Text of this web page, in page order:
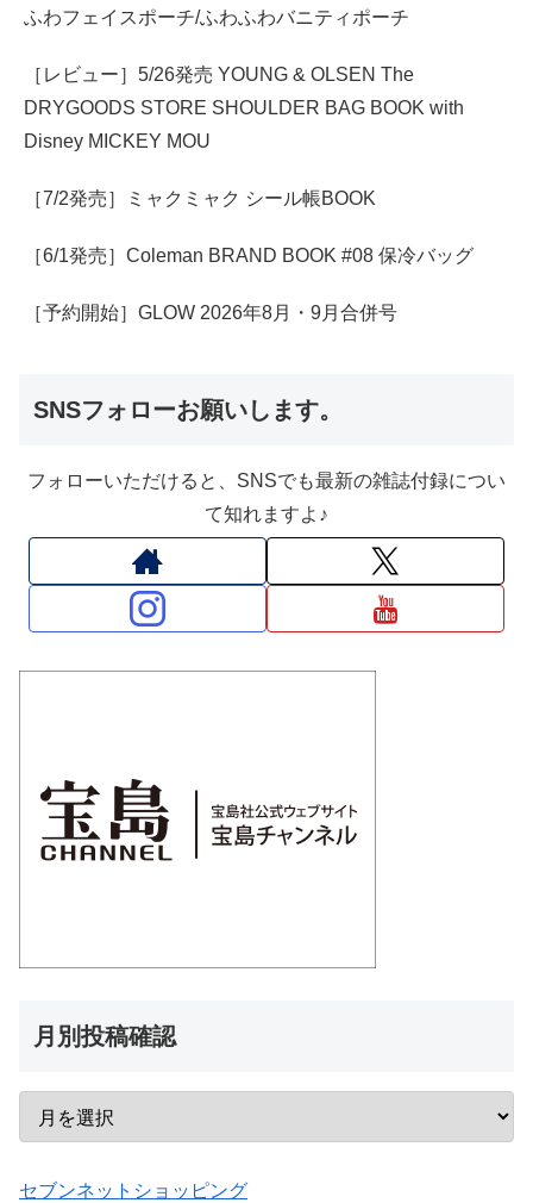
ふわフェイスポーチ/ふわふわバニティポーチ
［レビュー］5/26発売 YOUNG & OLSEN The
DRYGOODS STORE SHOULDER BAG BOOK with
Disney MICKEY MOU
［7/2発売］ミャクミャク シール帳BOOK
［6/1発売］Coleman BRAND BOOK #08 保冷バッグ
［予約開始］GLOW 2026年8月・9月合併号
SNSフォローお願いします。
フォローいただけると、SNSでも最新の雑誌付録につい
て知れますよ♪
月別投稿確認
セブンネットショッピング